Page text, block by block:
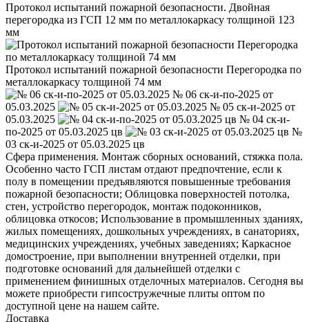
Протокол испытаний пожарной безопасности. Двойная
перегородка из ГСП 12 мм по металлокаркасу толщиной 123
мм
Протокол испытаний пожарной безопасности Перегородка по
металлокаркасу толщиной 74 мм
№ 06 ск-и-по-2025 от
05.03.2025
№ 05 ск-и-2025 от
05.03.2025
№ 04 ск-и-
по-2025 от 05.03.2025 цв
№
03 ск-и-2025 от 05.03.2025 цв
Сфера применения. Монтаж сборных оснований, стяжка пола.
Особенно часто ГСП листам отдают предпочтение, если к
полу в помещении предъявляются повышенные требования
пожарной безопасности; Облицовка поверхностей потолка,
стен, устройство перегородок, монтаж подоконников,
облицовка откосов; Использование в промышленных зданиях,
жилых помещениях, дошкольных учреждениях, в санаториях,
медицинских учреждениях, учебных заведениях; Каркасное
домостроение, при выполнении внутренней отделки, при
подготовке оснований для дальнейшей отделки с
применением финишных отделочных материалов. Сегодня вы
можете приобрести гипсостружечные плиты оптом по
доступной цене на нашем сайте.
Доставка